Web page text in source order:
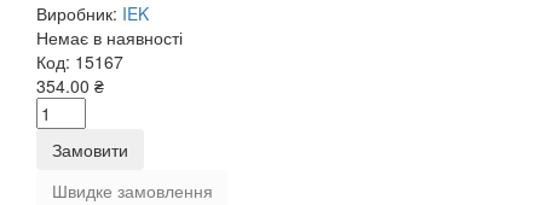
Виробник: IEK
Немає в наявності
Код: 15167
354.00 ₴
Замовити
Швидке замовлення